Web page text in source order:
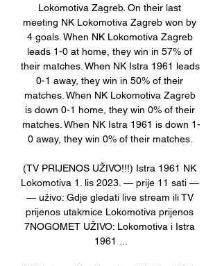
Lokomotiva Zagreb. On their last
meeting NK Lokomotiva Zagreb won by
4 goals. When NK Lokomotiva Zagreb
leads 1-0 at home, they win in 57% of
their matches. When NK Istra 1961 leads
0-1 away, they win in 50% of their
matches. When NK Lokomotiva Zagreb
is down 0-1 home, they win 0% of their
matches. When NK Istra 1961 is down 1-
0 away, they win 0% of their matches.
(TV PRIJENOS UŽIVO!!!) Istra 1961 NK
Lokomotiva 1. lis 2023. — prije 11 sati —
— uživo: Gdje gledati live stream ili TV
prijenos utakmice Lokomotiva prijenos
7NOGOMET UŽIVO: Lokomotiva i Istra
1961 ...